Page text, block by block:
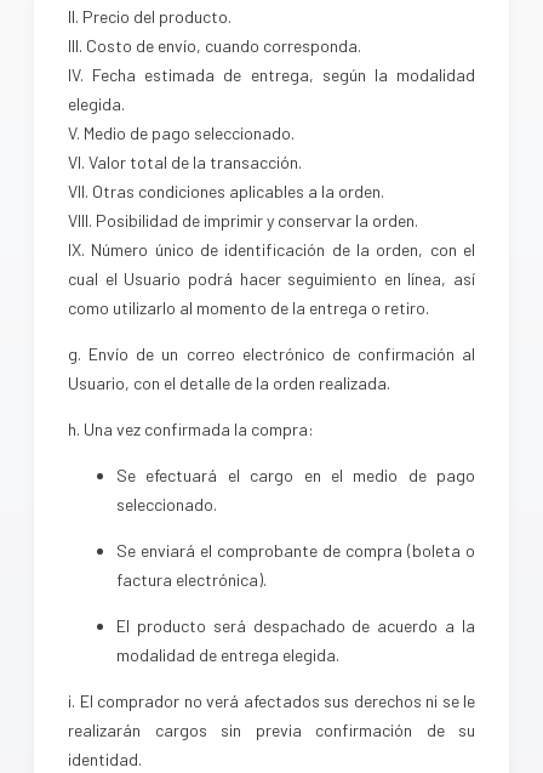
II. Precio del producto.
III. Costo de envío, cuando corresponda.
IV. Fecha estimada de entrega, según la modalidad
elegida.
V. Medio de pago seleccionado.
VI. Valor total de la transacción.
VII. Otras condiciones aplicables a la orden.
VIII. Posibilidad de imprimir y conservar la orden.
IX. Número único de identificación de la orden, con el
cual el Usuario podrá hacer seguimiento en línea, así
como utilizarlo al momento de la entrega o retiro.
g. Envío de un correo electrónico de confirmación al
Usuario, con el detalle de la orden realizada.
h. Una vez confirmada la compra:
Se efectuará el cargo en el medio de pago
seleccionado.
Se enviará el comprobante de compra (boleta o
factura electrónica).
El producto será despachado de acuerdo a la
modalidad de entrega elegida.
i. El comprador no verá afectados sus derechos ni se le
realizarán cargos sin previa confirmación de su
identidad.